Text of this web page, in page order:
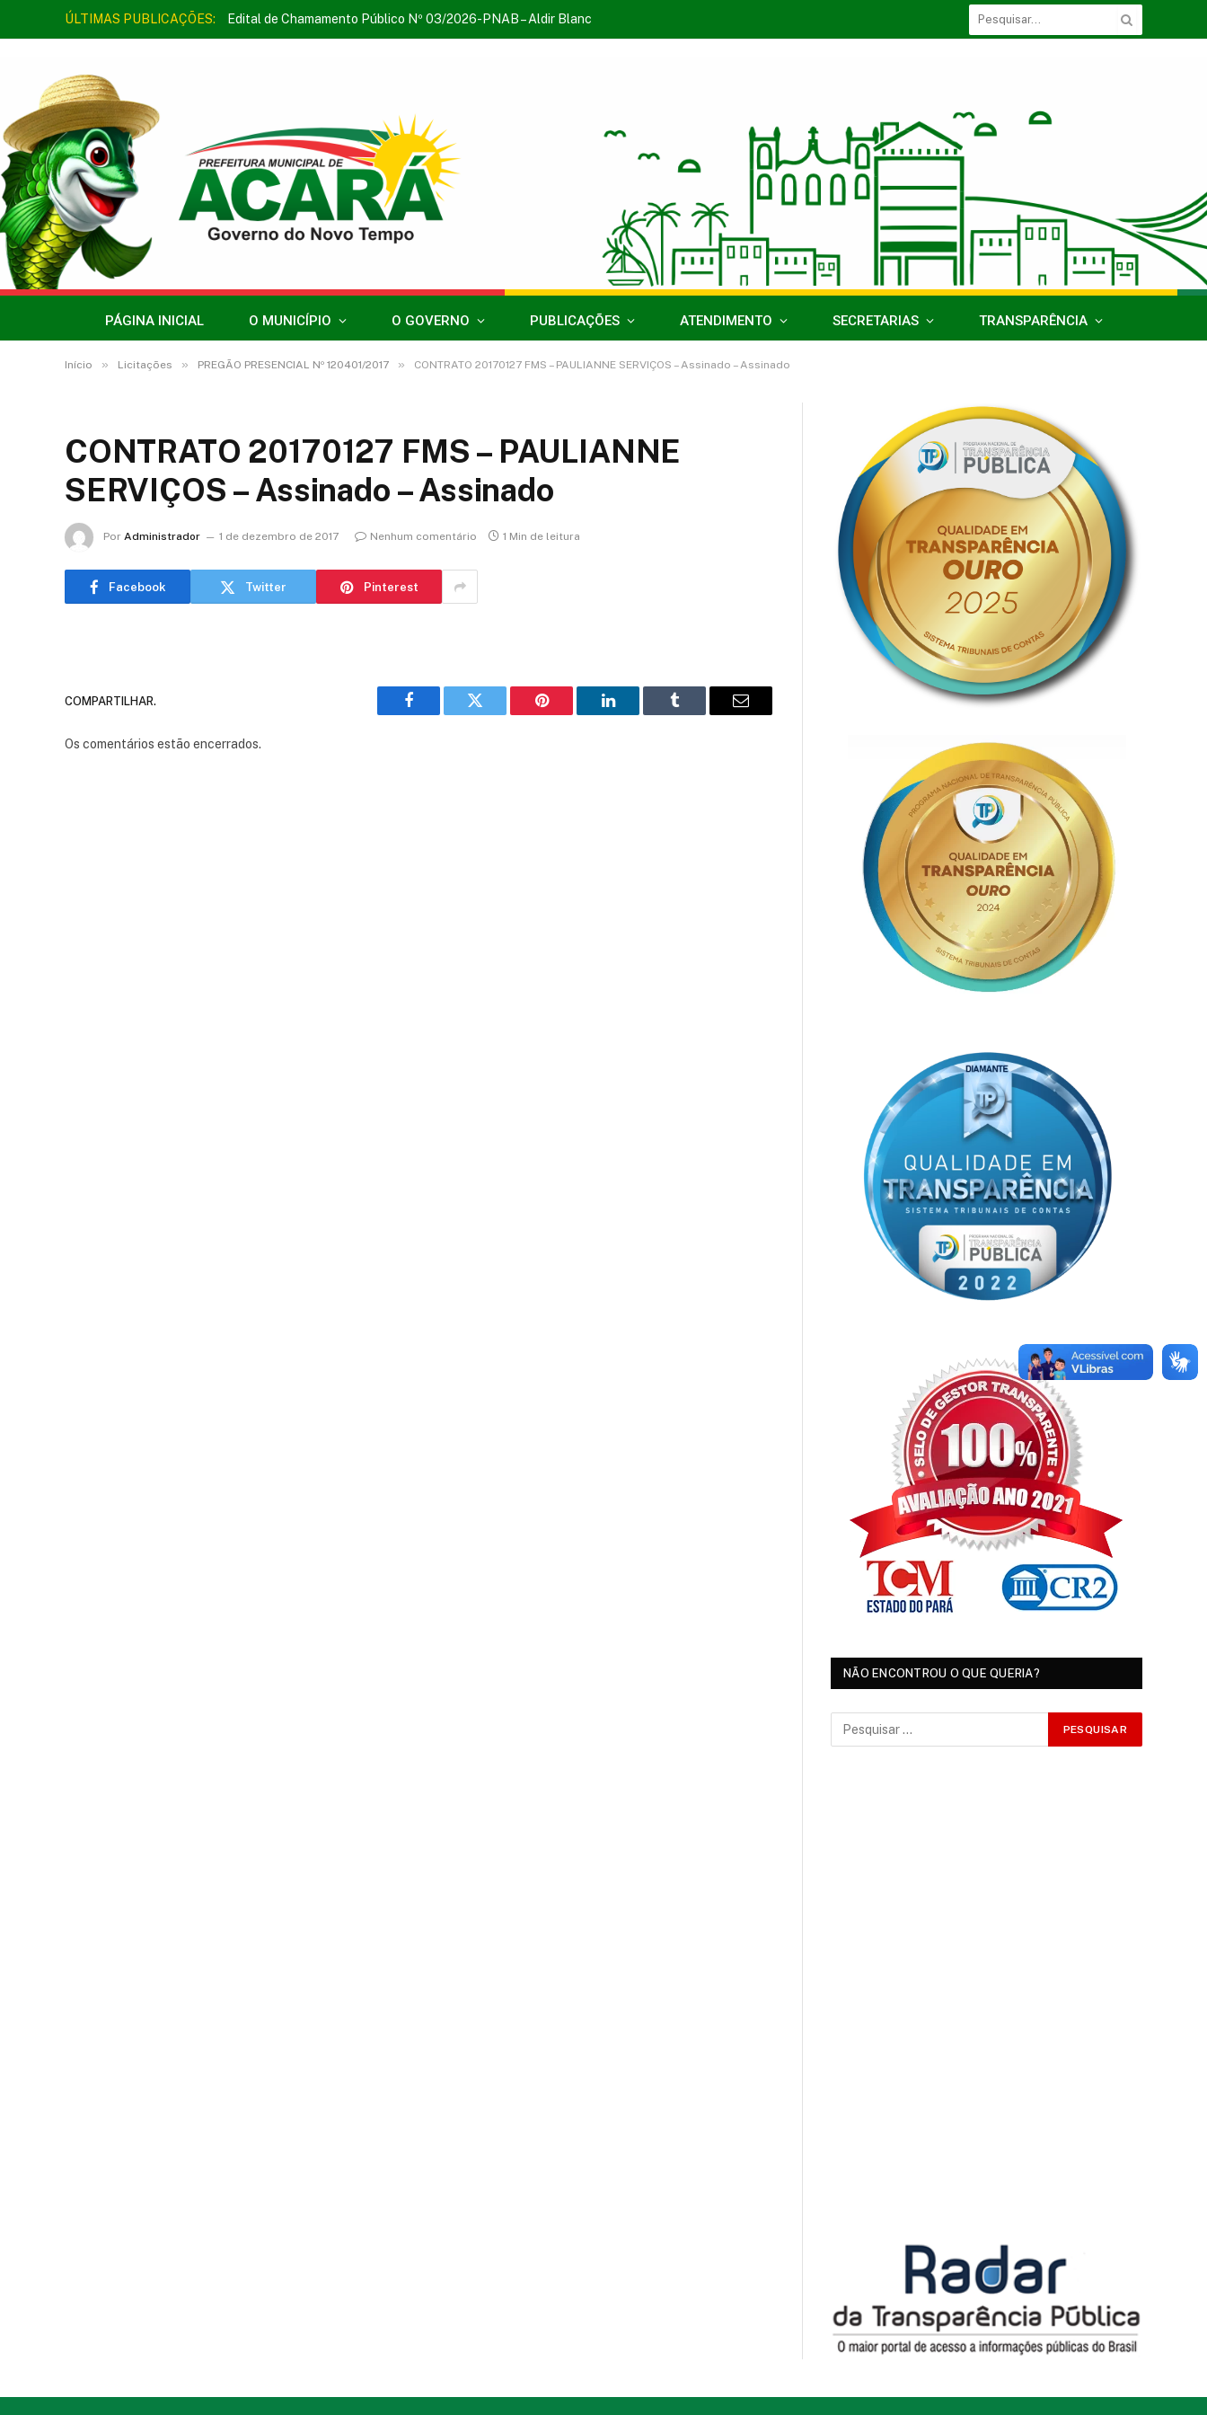
ÚLTIMAS PUBLICAÇÕES: Edital de Chamamento Público Nº 03/2026-PNAB – Aldir Blanc
PÁGINA INICIAL O MUNICÍPIO O GOVERNO PUBLICAÇÕES ATENDIMENTO SECRETARIAS TRANSPARÊNCIA
Início » Licitações » PREGÃO PRESENCIAL Nº 120401/2017 » CONTRATO 20170127 FMS – PAULIANNE SERVIÇOS – Assinado – Assinado
CONTRATO 20170127 FMS – PAULIANNE
SERVIÇOS – Assinado – Assinado
Por Administrador 1 de dezembro de 2017 Nenhum comentário 1 Min de leitura
Facebook Twitter Pinterest
COMPARTILHAR.
Facebook Twitter Pinterest LinkedIn Tumblr
E-
Os comentários estão encerrados.
NÃO ENCONTROU O QUE QUERIA?